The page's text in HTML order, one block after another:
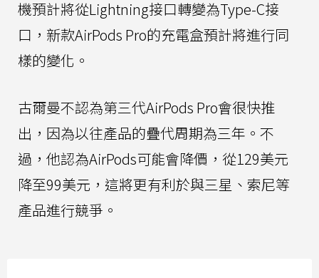
機預計將從Lightning接口轉變為Type-C接
口，新款AirPods Pro的充電盒預計將進行同
樣的變化。
古爾曼不認為第三代AirPods Pro會很快推
出，因為以往產品的疊代周期為三年。不
過，他認為AirPods可能會降價，從129美元
降至99美元，這將更有利於與三星、索尼等
產品進行競爭。